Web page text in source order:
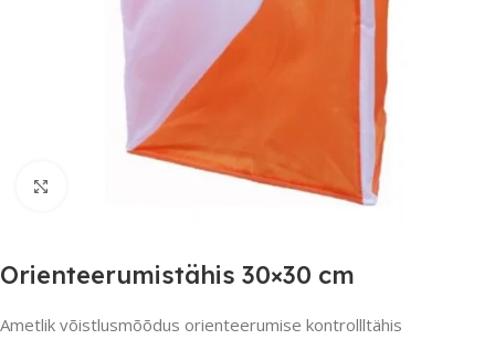
Suurendamiseks klõpsake
Orienteerumistähis 30×30 cm
Ametlik võistlusmõõdus orienteerumise kontrollltähis